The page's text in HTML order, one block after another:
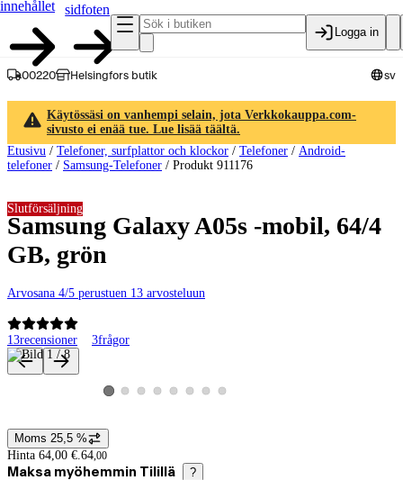
innehållet
sidfoten
Logga in
00220 Helsingfors butik sv
Käytössäsi on vanhempi selain, jota Verkkokauppa.com-
sivusto ei enää tue. Lue lisää täältä.
Etusivu / Telefoner, surfplattor och klockor / Telefoner / Android-
telefoner / Samsung-Telefoner / Produkt 911176
Samsung Galaxy A05s -mobil, 64/4
GB, grön
Arvosana 4/5 perustuen 13 arvosteluun
13recensioner 3frågor
Slutförsäljning
Produktbilder och videor
Visa produktbild 1
Visa produktbild 2
Visa produktbild 3
Visa produktbild 4
Visa produktbild 5
Visa produktbild 6
Visa produktbild 7
Visa produktbild 8
Prisinformation
Moms 25,5 %
Hinta 64,00 €. 64,00
Maksa myöhemmin Tilillä ?